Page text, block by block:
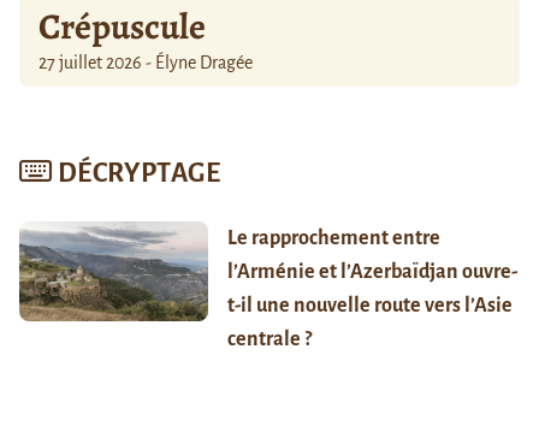
Crépuscule
27 juillet 2026 - Élyne Dragée
DÉCRYPTAGE
Le rapprochement entre
l’Arménie et l’Azerbaïdjan ouvre-
t-il une nouvelle route vers l’Asie
centrale ?